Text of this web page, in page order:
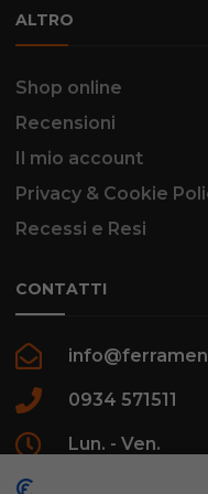
ALTRO
Shop online
Recensioni
Il mio account
Privacy & Cookie
Recessi e Resi
CONTATTI
0934 571511
Lun. - Ven.